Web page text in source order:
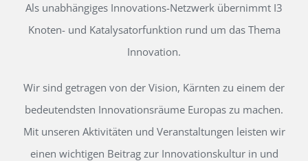
Als unabhängiges Innovations-Netzwerk übernimmt I3
Knoten- und Katalysatorfunktion rund um das Thema
Innovation.
Wir sind getragen von der Vision, Kärnten zu einem der
bedeutendsten Innovationsräume Europas zu machen.
Mit unseren Aktivitäten und Veranstaltungen leisten wir
einen wichtigen Beitrag zur Innovationskultur in und